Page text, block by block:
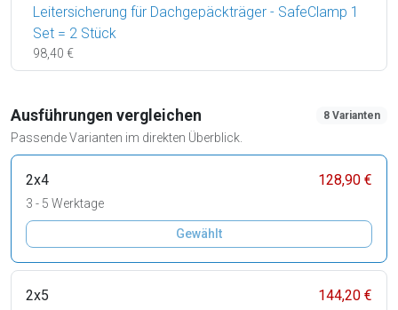
Leitersicherung für Dachgepäckträger - SafeClamp 1
Set = 2 Stück
98,40 €
Ausführungen vergleichen
Passende Varianten im direkten Überblick.
8 Varianten
2x4 128,90 €
3 - 5 Werktage
Gewählt
2x5 144,20 €